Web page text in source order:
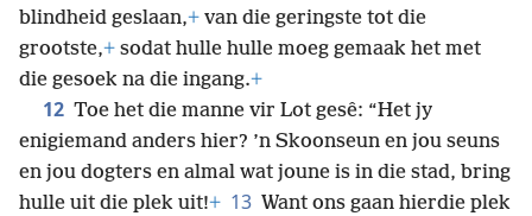
blindheid geslaan,+ van die geringste tot die
grootste,+ sodat hulle hulle moeg gemaak het met
die gesoek na die ingang.+
12 Toe het die manne vir Lot gesê: “Het jy
enigiemand anders hier? ’n Skoonseun en jou seuns
en jou dogters en almal wat joune is in die stad, bring
hulle uit die plek uit!+ 13 Want ons gaan hierdie plek